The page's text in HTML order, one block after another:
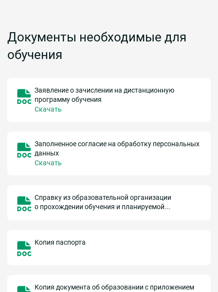
Документы необходимые для
обучения
Заявление о зачислении на дистанционную
программу обучения
Скачать
Заполненное согласие на обработку персональных
данных
Скачать
Справку из образовательной организации
о прохождении обучения и планируемой...
Копия паспорта
Копия документа об образовании с приложением